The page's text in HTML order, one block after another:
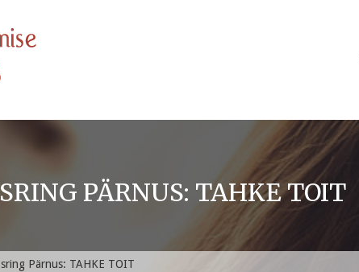
PÄRNUS: TAHKE TOIT
Pärnus: TAHKE TOIT